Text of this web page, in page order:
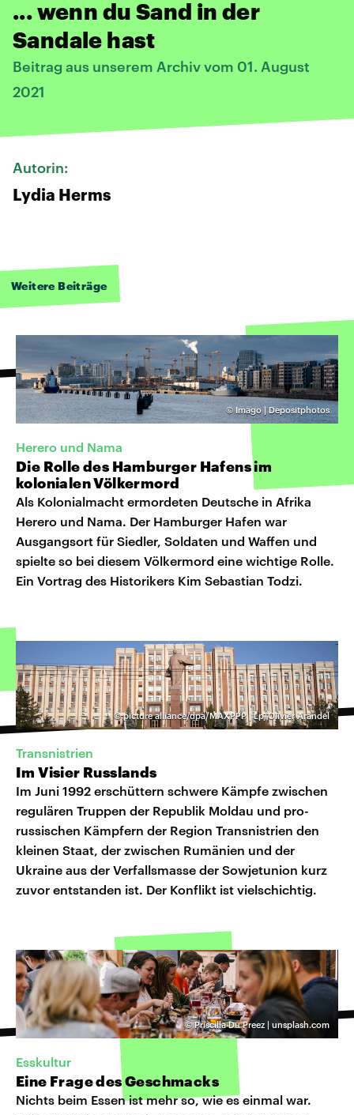
... wenn du Sand in der
Sandale hast
Beitrag aus unserem Archiv vom 01. August
2021
Autorin:
Lydia Herms
Weitere Beiträge
©Imago | Depositphotos
Herero und Nama
Die Rolle des Hamburger Hafens im
kolonialen Völkermord
Als Kolonialmacht ermordeten Deutsche in Afrika
Herero und Nama. Der Hamburger Hafen war
Ausgangsort für Siedler, Soldaten und Waffen und
spielte so bei diesem Völkermord eine wichtige Rolle.
Ein Vortrag des Historikers Kim Sebastian Todzi.
©picture alliance/dpa/MAXPPP | Lp/Olivier Arandel
Transnistrien
Im Visier Russlands
Im Juni 1992 erschüttern schwere Kämpfe zwischen
regulären Truppen der Republik Moldau und pro-
russischen Kämpfern der Region Transnistrien den
kleinen Staat, der zwischen Rumänien und der
Ukraine aus der Verfallsmasse der Sowjetunion kurz
zuvor entstanden ist. Der Konflikt ist vielschichtig.
©Priscilla Du Preez | unsplash.com
Esskultur
Eine Frage des Geschmacks
Nichts beim Essen ist mehr so, wie es einmal war.